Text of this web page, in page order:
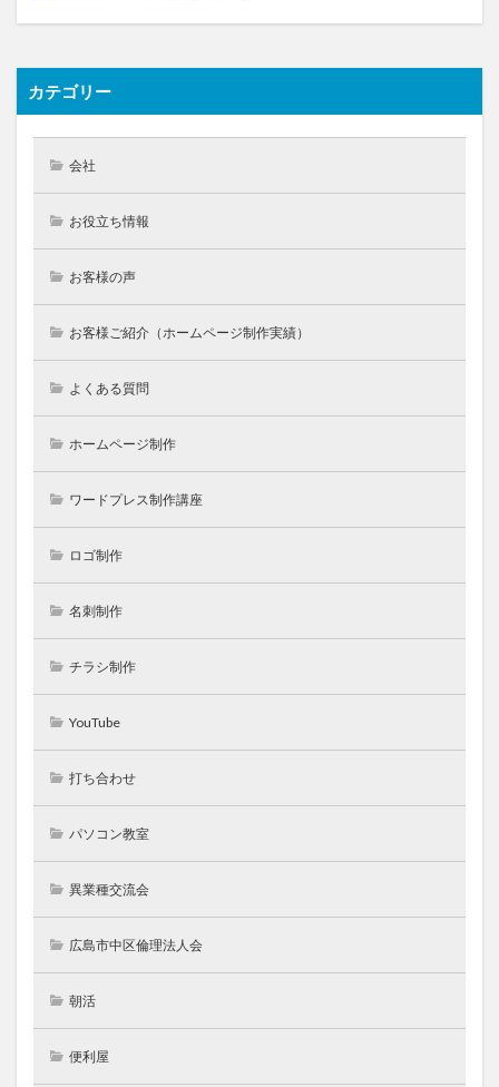
カテゴリー
会社
お役立ち情報
お客様の声
お客様ご紹介（ホームページ制作実績）
よくある質問
ホームページ制作
ワードプレス制作講座
ロゴ制作
名刺制作
チラシ制作
YouTube
打ち合わせ
パソコン教室
異業種交流会
広島市中区倫理法人会
朝活
便利屋